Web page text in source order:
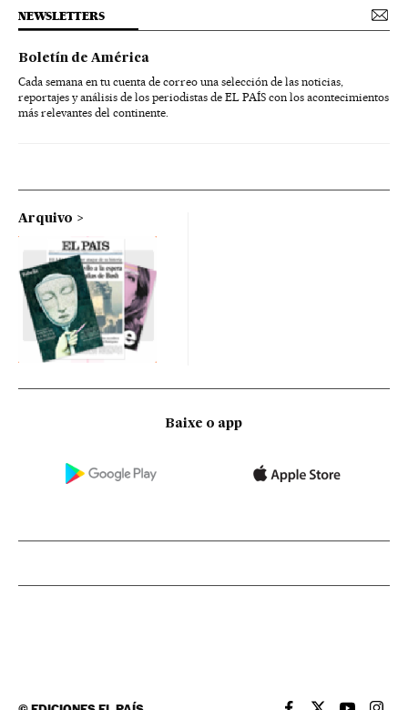
NEWSLETTERS
Boletín de América
Cada semana en tu cuenta de correo una selección de las noticias,
reportajes y análisis de los periodistas de EL PAÍS con los acontecimientos
más relevantes del continente.
Arquivo
Baixe o app